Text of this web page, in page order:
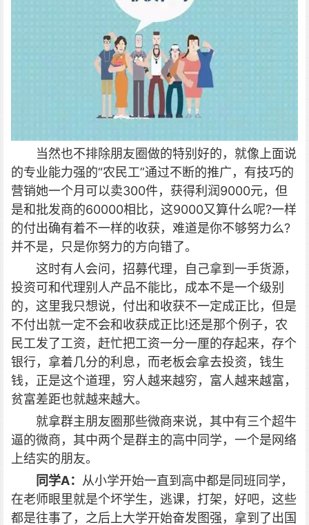
当然也不排除朋友圈做的特别好的，就像上面说
的专业能力强的“农民工”通过不断的推广，有技巧的
营销她一个月可以卖300件，获得利润9000元，但
是和批发商的60000相比，这9000又算什么呢?一样
的付出确有着不一样的收获，难道是你不够努力么?
并不是，只是你努力的方向错了。
这时有人会问，招募代理，自己拿到一手货源，
投资可和代理别人产品不能比，成本不是一个级别
的，这里我只想说，付出和收获不一定成正比，但是
不付出就一定不会和收获成正比!还是那个例子，农
民工发了工资，赶忙把工资一分一厘的存起来，存个
银行，拿着几分的利息，而老板会拿去投资，钱生
钱，正是这个道理，穷人越来越穷，富人越来越富，
贫富差距也就越来越大。
就拿群主朋友圈那些微商来说，其中有三个超牛
逼的微商，其中两个是群主的高中同学，一个是网络
上结实的朋友。
同学A： 从小学开始一直到高中都是同班同学，
在老师眼里就是个坏学生，逃课，打架，好吧，这些
都是往事了，之后上大学开始奋发图强，拿到了出国